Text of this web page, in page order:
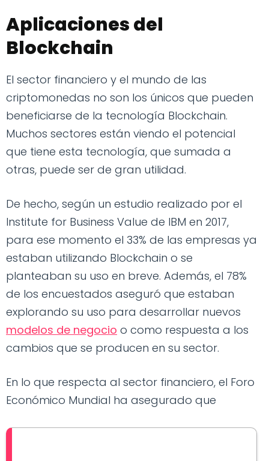
Aplicaciones del
Blockchain
El sector financiero y el mundo de las
criptomonedas no son los únicos que pueden
beneficiarse de la tecnología Blockchain.
Muchos sectores están viendo el potencial
que tiene esta tecnología, que sumada a
otras, puede ser de gran utilidad.
De hecho, según un estudio realizado por el
Institute for Business Value de IBM en 2017,
para ese momento el 33% de las empresas ya
estaban utilizando Blockchain o se
planteaban su uso en breve. Además, el 78%
de los encuestados aseguró que estaban
explorando su uso para desarrollar nuevos
modelos de negocio o como respuesta a los
cambios que se producen en su sector.
En lo que respecta al sector financiero, el Foro
Económico Mundial ha asegurado que